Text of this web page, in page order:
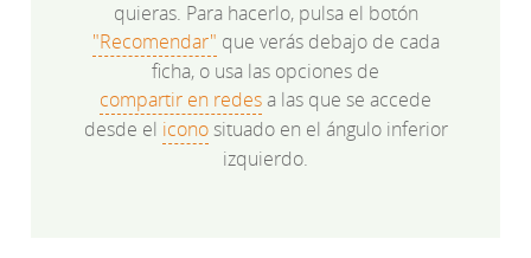
quieras. Para hacerlo, pulsa el botón
"Recomendar" que verás debajo de cada
ficha, o usa las opciones de
compartir en redesa las que se accede
desde el iconosituado en el ángulo inferior
izquierdo.